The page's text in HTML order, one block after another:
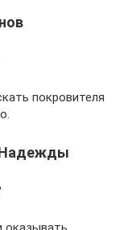
покровителя
Надежды